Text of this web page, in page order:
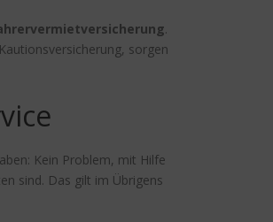
.
sorgen
Kein Problem, mit Hilfe
sind. Das gilt im Übrigens